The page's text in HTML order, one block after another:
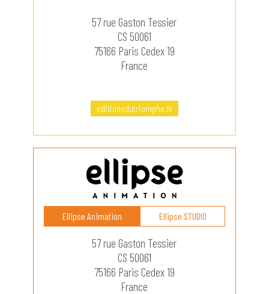
57 rue Gaston Tessier
CS 50061
75166 Paris Cedex 19
France
editionsdutriomphe.fr
Ellipse Animation Ellipse STUDIO
57 rue Gaston Tessier
CS 50061
75166 Paris Cedex 19
France